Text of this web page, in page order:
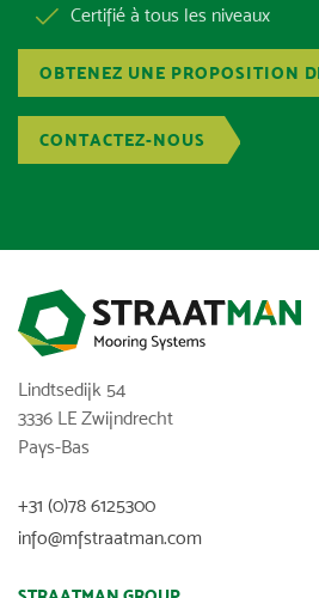
Certifié à tous les niveaux
OBTENEZ UNE PROPOSITION
CONTACTEZ-NOUS
Lindtsedijk 54
3336 LE Zwijndrecht
Pays-Bas
+31 (0)78 6125300
info@mfstraatman.com